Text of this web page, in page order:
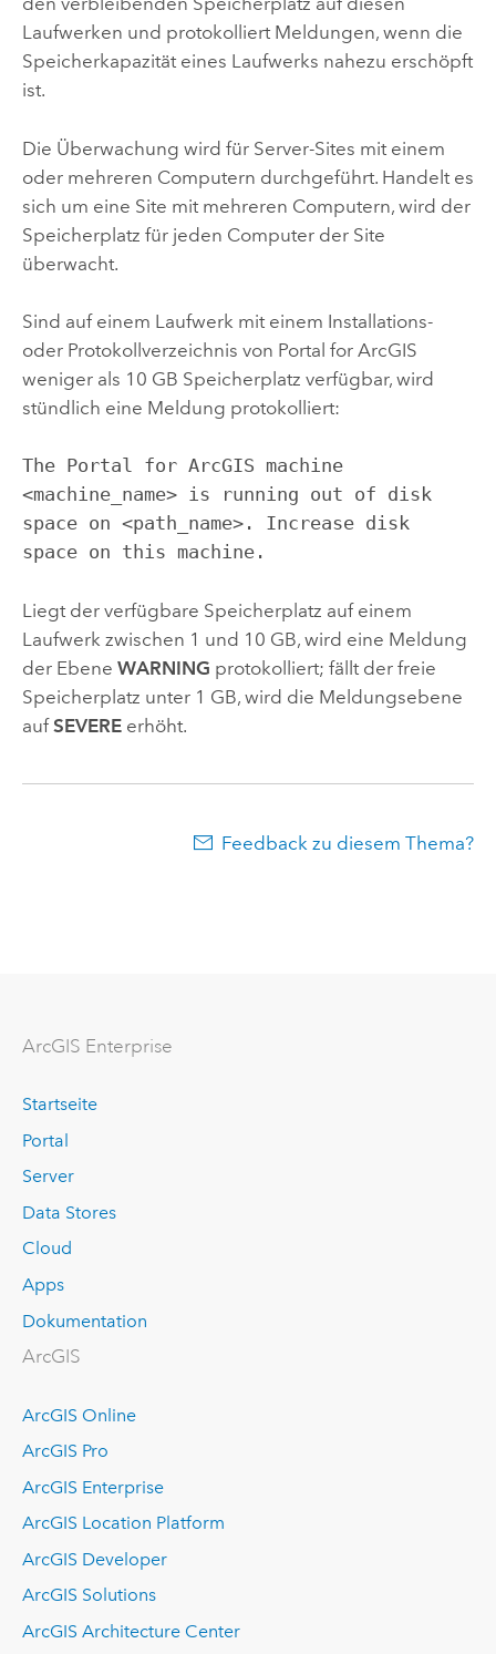
Laufwerken und protokolliert Meldungen, wenn die
Speicherkapazität eines Laufwerks nahezu erschöpft
ist.
Die Überwachung wird für Server-Sites mit einem
oder mehreren Computern durchgeführt. Handelt es
sich um eine Site mit mehreren Computern, wird der
Speicherplatz für jeden Computer der Site
überwacht.
Sind auf einem Laufwerk mit einem Installations-
oder Protokollverzeichnis von Portal for ArcGIS
weniger als 10 GB Speicherplatz verfügbar, wird
stündlich eine Meldung protokolliert:
The Portal for ArcGIS machine
<machine_name> is running out of disk
space on <path_name>. Increase disk
space on this machine.
Liegt der verfügbare Speicherplatz auf einem
Laufwerk zwischen 1 und 10 GB, wird eine Meldung
der Ebene WARNING protokolliert; fällt der freie
Speicherplatz unter 1 GB, wird die Meldungsebene
aufSEVEREerhöht.
Feedback zu diesem Thema?
ArcGIS Enterprise
Startseite
Portal
Server
Data Stores
Cloud
Apps
Dokumentation
ArcGIS
ArcGIS Online
ArcGIS Pro
ArcGIS Enterprise
ArcGIS Location Platform
ArcGIS Developer
ArcGIS Solutions
ArcGIS Architecture Center